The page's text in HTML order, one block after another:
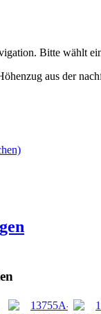
Bitte wählt
aus der